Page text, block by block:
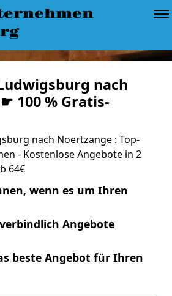
nach
100 % Gratis-
nach Noertzange : Top-
- Kostenlose Angebote in 2
64€
wenn es um Ihren
Angebote
beste Angebot für Ihren